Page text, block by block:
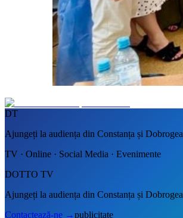
DT
Ajungeți la audiența din Constanța și Dobrogea
TV · Online · Social Media · Evenimente
DOTTO TV
Ajungeți la audiența din Constanța și Dobrogea
Contactează-ne →publicitate